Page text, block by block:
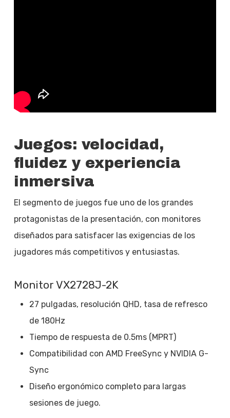
Juegos: velocidad,
fluidez y experiencia
inmersiva
El segmento de juegos fue uno de los grandes
protagonistas de la presentación, con monitores
diseñados para satisfacer las exigencias de los
jugadores más competitivos y entusiastas.
Monitor VX2728J-2K
27 pulgadas, resolución QHD, tasa de refresco
de 180Hz
Tiempo de respuesta de 0.5ms (MPRT)
Compatibilidad con AMD FreeSync y NVIDIA G-
Sync
Diseño ergonómico completo para largas
sesiones de juego.